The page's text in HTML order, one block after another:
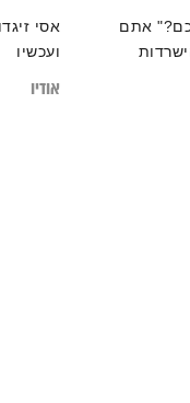
אתם
אסי
ועכשיו
אודיו